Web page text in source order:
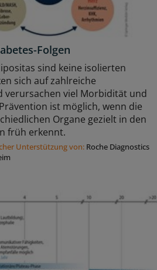
Folgen
sind keine isolierten
sich auf zahlreiche
verursachen viel Morbidität und
ist möglich, wenn die
Organe gezielt in den
früh erkennt.
Unterstützung von: Roche Diagnostics